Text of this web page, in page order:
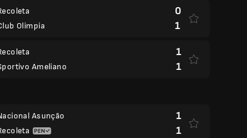
Olimpia
0
1
Ameliano
1
1
Asunção
1
1